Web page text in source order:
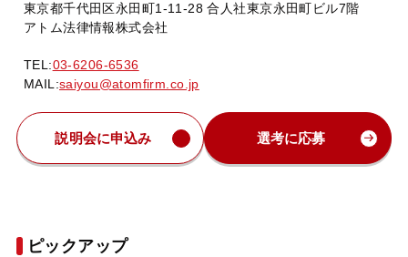
東京都千代田区永田町1-11-28 合人社東京永田町ビル7階
アトム法律情報株式会社
TEL:03-6206-6536
MAIL:saiyou@atomfirm.co.jp
説明会に申込み 選考に応募
ピックアップ